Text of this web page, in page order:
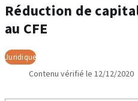
Réduction de
au CFE
Juridique
Contenu vérifié le 12/12/2020